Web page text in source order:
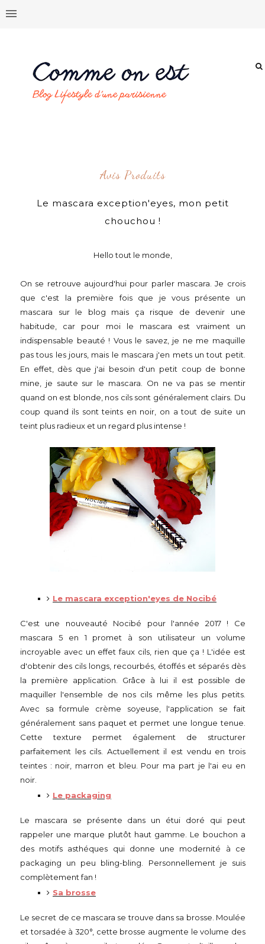
Avis Produits
Le mascara exception'eyes, mon petit
chouchou !
Hello tout le monde,
On se retrouve aujourd'hui pour parler mascara. Je crois
que c'est la première fois que je vous présente un
mascara sur le blog mais ça risque de devenir une
habitude, car pour moi le mascara est vraiment un
indispensable beauté ! Vous le savez, je ne me maquille
pas tous les jours, mais le mascara j'en mets un tout petit.
En effet, dès que j'ai besoin d'un petit coup de bonne
mine, je saute sur le mascara. On ne va pas se mentir
quand on est blonde, nos cils sont généralement clairs. Du
coup quand ils sont teints en noir, on a tout de suite un
teint plus radieux et un regard plus intense !
Le mascara exception'eyes de Nocibé
C'est une nouveauté Nocibé pour l'année 2017 ! Ce
mascara 5 en 1 promet à son utilisateur un volume
incroyable avec un effet faux cils, rien que ça ! L'idée est
d'obtenir des cils longs, recourbés, étoffés et séparés dès
la première application. Grâce à lui il est possible de
maquiller l'ensemble de nos cils même les plus petits.
Avec sa formule crème soyeuse, l'application se fait
généralement sans paquet et permet une longue tenue.
Cette texture permet également de structurer
parfaitement les cils. Actuellement il est vendu en trois
teintes : noir, marron et bleu. Pour ma part je l'ai eu en
noir.
Le packaging
Le mascara se présente dans un étui doré qui peut
rappeler une marque plutôt haut gamme. Le bouchon a
des motifs asthéques qui donne une modernité à ce
packaging un peu bling-bling. Personnellement je suis
complètement fan !
Sa brosse
Le secret de ce mascara se trouve dans sa brosse. Moulée
et torsadée à 320°, cette brosse augmente le volume des